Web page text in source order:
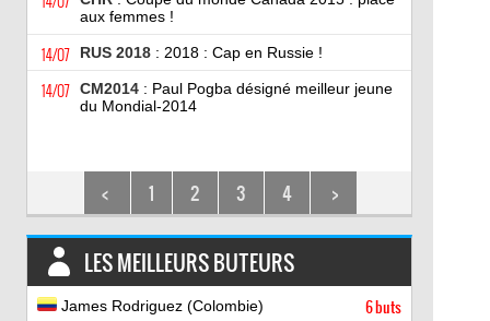
aux femmes !
14/07 RUS 2018: 2018 : Cap en Russie !
14/07 CM2014: Paul Pogba désigné meilleur jeune
du Mondial-2014
< 1 2 3 4 >
LES MEILLEURS BUTEURS
James Rodriguez (Colombie) 6 buts